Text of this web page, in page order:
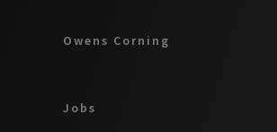
Owens Corning
Jobs